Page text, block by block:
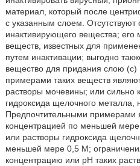
материал, который после
с указанным слоем.
инактивирующего вещества; его
веществ, известных для
путем инактивации; выгодно
вещество для придания слою (с)
примерами таких веществ
растворы мочевины; или сильно
гидроксида щелочного металла,
Предпочтительными примерами
концентрацией по меньшей
или растворы гидроксида
меньшей мере 0,5 М;
концентрацию или рН таких